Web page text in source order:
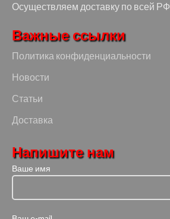
Осуществляем доставку по всей РФ
Важные ссылки
Политика конфиденциальности
Новости
Статьи
Доставка
Напишите нам
Ваше имя